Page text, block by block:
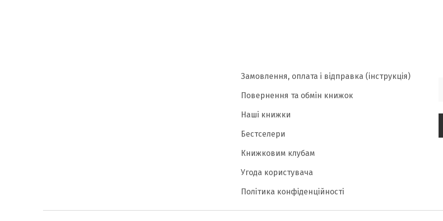
Замовлення, оплата і відправка (інструкція)
Повернення та обмін книжок
Наші книжки
Бестселери
Книжковим клубам
Угода користувача
Політика конфіденційності